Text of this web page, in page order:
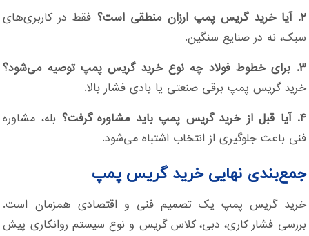
۲. آیا خرید گریس پمپ ارزان منطقی است؟
فقط در کاربری‌های
سبک، نه در صنایع سنگین.
۳. برای خطوط فولاد چه نوع خرید گریس پمپ توصیه می‌شود؟
خرید گریس پمپ برقی صنعتی یا بادی فشار بالا.
۴. آیا قبل از خرید گریس پمپ باید مشاوره گرفت؟
بله، مشاوره
فنی باعث جلوگیری از انتخاب اشتباه می‌شود.
جمع‌بندی نهایی خرید گریس پمپ
خرید گریس پمپ یک تصمیم فنی و اقتصادی همزمان است.
بررسی فشار کاری، دبی، کلاس گریس و نوع سیستم روانکاری پیش